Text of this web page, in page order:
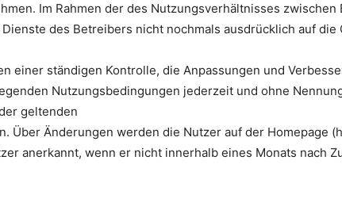
Im Rahmen der des Nutzungsverhältnisses
des Betreibers nicht nochmals ausdrücklich auf die
einer ständigen Kontrolle, die Anpassungen und
Nutzungsbedingungen jederzeit und ohne
geltenden
Über Änderungen werden die Nutzer auf der Homepage
anerkannt, wenn er nicht innerhalb eines Monats nach